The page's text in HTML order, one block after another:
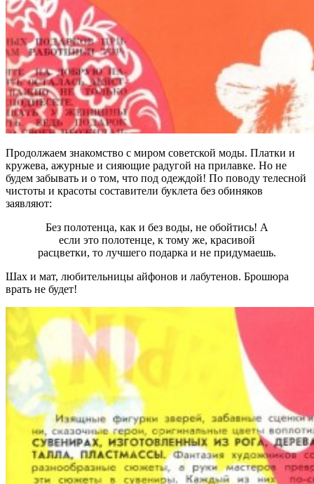
Продолжаем знакомство с миром советской моды. Платки и
кружева, ажурные и сияющие радугой на прилавке. Но не
будем забывать и о том, что под одеждой! По поводу телесной
чистоты и красоты составители буклета без обиняков
заявляют:
Без полотенца, как и без воды, не обойтись! А
если это полотенце, к тому же, красивой
расцветки, то лучшего подарка и не придумаешь.
Шах и мат, любительницы айфонов и лабутенов. Брошюра
врать не будет!